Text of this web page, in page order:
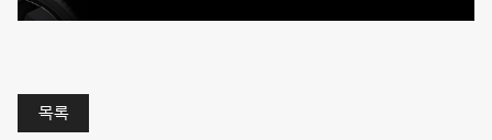
목록